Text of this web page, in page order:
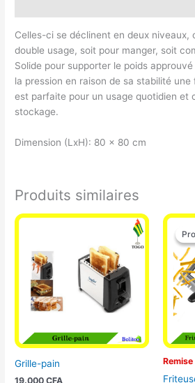
Celles-ci se déclinent en deux niveaux,
double usage, soit pour manger, soit
Solide pour supporter le poids
la pression en raison de sa stabilité
est parfaite pour un usage quotidien et
stockage.
Dimension (LxH): 80 x 80 cm
Produits similaires
Grille-pain
19.000CFA
Remise